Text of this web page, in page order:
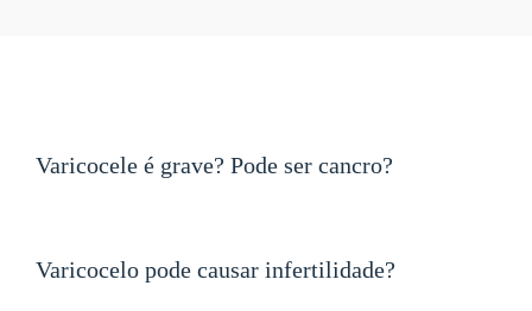
Varicocele é grave? Pode ser cancro?
Varicocelo pode causar infertilidade?